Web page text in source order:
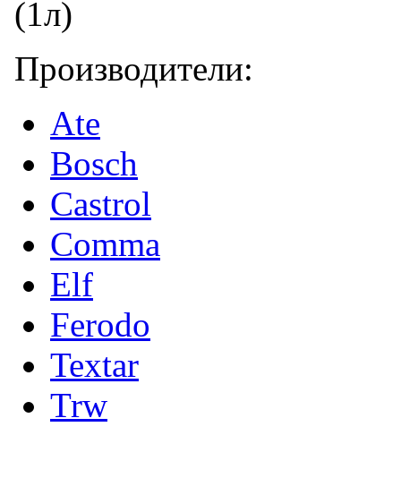
Производители:
Ate
Bosch
Castrol
Comma
Elf
Ferodo
Textar
Trw